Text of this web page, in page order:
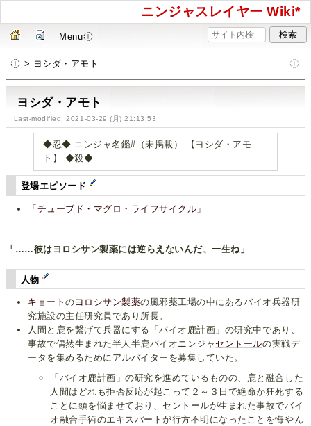
ニンジャスレイヤー Wiki*
Menu
> ヨシダ・アモト
ヨシダ・アモト
Last-modified: 2021-03-29 (月) 21:13:53
◆忍◆ ニンジャ名鑑#（未掲載） 【ヨシダ・アモ
ト】 ◆殺◆
登場エピソード
「チューブド・マグロ・ライフサイクル」
「……彼はヨロシサン製薬には逆らえないんだ、一生ね」
人物
キョートの ヨロシサン製薬の風邪薬工場の中にあるバイオ兵器研
究施設の主任研究員であり所長。
人間と鹿を繋げて兵器にする「バイオ鹿計画」の研究中であり、
事故で偶然生まれた半人半鹿バイオニンジャ セントールの実戦デ
ータを集めるためにアルバイターを募集していた。
「バイオ鹿計画」の研究を進めているものの、鹿と融合した
人間はどれも拒否反応が起こって２～３日で絶命か狂死する
ことに頭を悩ませており、セントールが生まれた事故でバイ
オ融合手術のエキスパートが行方不明になったことを悔やん